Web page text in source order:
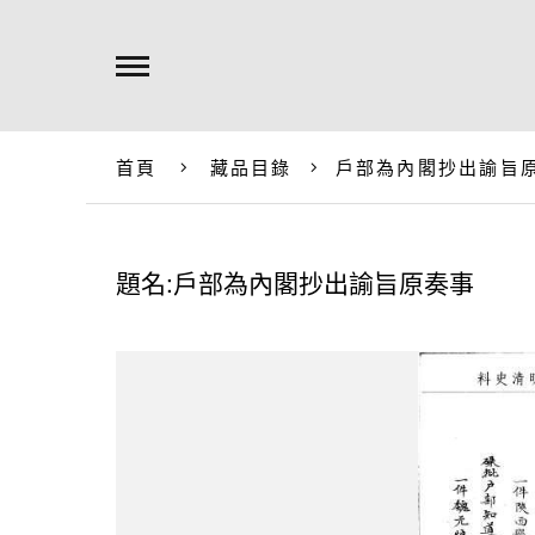
首頁 藏品目錄 戶部為內閣抄出諭旨
題名:戶部為內閣抄出諭旨原奏事